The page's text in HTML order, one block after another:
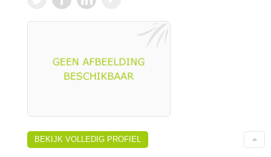
BEKIJK VOLLEDIG PROFIEL